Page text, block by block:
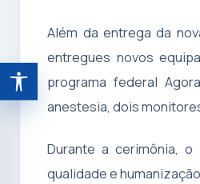
Abrir ferramentas
Além da entrega da
entregues novos
programa federal
anestesia, dois
Durante a cerimônia,
qualidade e